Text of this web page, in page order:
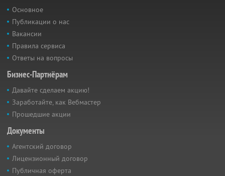
Основное
Публикации о нас
Вакансии
Правила сервиса
Ответы на вопросы
Бизнес-Партнёрам
Давайте сделаем акцию!
Заработайте, как Вебмастер
Прошедшие акции
Документы
Агентский договор
Лицензионный договор
Публичная оферта